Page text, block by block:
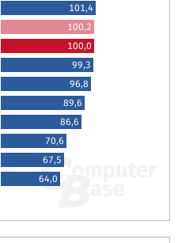
101,4
100,2
100,0
99,3
96,8
89,6
86,6
70,6
67,5
64,0